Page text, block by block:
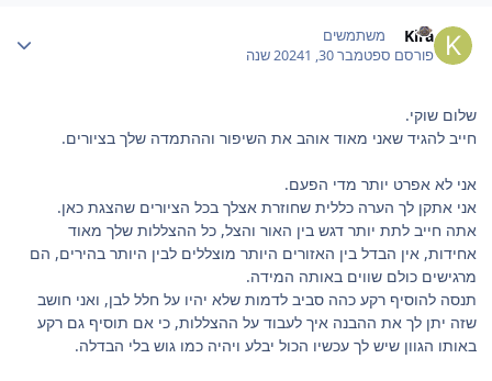
Kira משתמשים
פורסם ספטמבר 30, 2024 1 שנה
שלום שוקי.
חייב להגיד שאני מאוד אוהב את השיפור וההתמדה שלך בציורים.
אני לא אפרט יותר מדי הפעם.
אני אתקן לך הערה כללית שחוזרת אצלך בכל הציורים שהצגת כאן.
אתה חייב לתת יותר דגש בין האור והצל, כל ההצללות שלך מאוד
אחידות, אין הבדל בין האזורים היותר מוצללים לבין היותר בהירים, הם
מרגישים כולם שווים באותה המידה.
תנסה להוסיף רקע כהה סביב לדמות שלא יהיו על חלל לבן, ואני חושב
שזה יתן לך את ההבנה איך לעבוד על ההצללות, כי אם תוסיף גם רקע
באותו הגוון שיש לך עכשיו הכול יבלע ויהיה כמו גוש בלי הבדלה.